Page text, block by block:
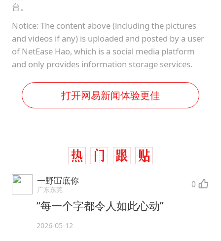
台。
Notice: The content above (including the pictures
and videos if any) is uploaded and posted by a user
of NetEase Hao, which is a social media platform
and only provides information storage services.
打开网易新闻体验更佳
一野冚底你
广东东莞 0
“每一个字都令人如此心动”
2026-05-12